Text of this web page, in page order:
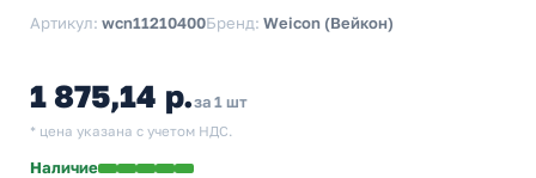
Артикул: wcn11210400Бренд: Weicon (Вейкон)
1 875,14 р.за 1 шт
* цена указана с учетом НДС.
Наличие